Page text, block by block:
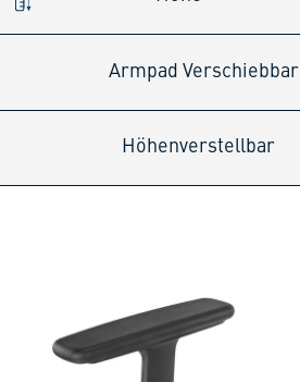
Armpad Verschiebbar
Höhenverstellbar